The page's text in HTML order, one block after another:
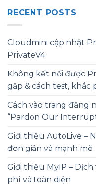
RECENT POSTS
Cloudmini cập nhật
PrivateV4
Không kết nối được
gặp & cách test, khắc
Cách vào trang đăng
“Pardon Our
Giới thiệu AutoLive –
đơn giản và mạnh mẽ
Giới thiệu MyIP –
phí và toàn diện